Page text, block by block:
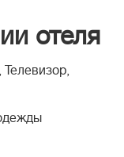
отеля